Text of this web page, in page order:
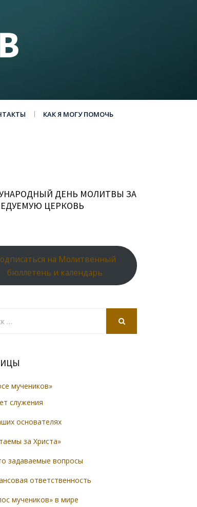
КАК Я МОГУ ПОМОЧЬ
ДЕНЬ МОЛИТВЫ ЗА
ЦЕРКОВЬ
на Молитвенный
бюллетень и календарь
мучеников»
служения
основателях
за Христа»
задаваемые вопросы
ответственность
мучеников» в мире